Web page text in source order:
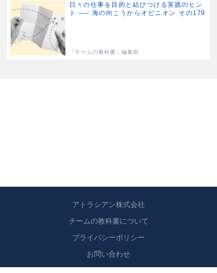
日々の仕事を目的と結びつける実践のヒン
ト ── 海の向こうからオピニオン その179
「チームの教科書」編集部
アトラシアン株式会社
チームの教科書について
プライバシーポリシー
お問い合わせ